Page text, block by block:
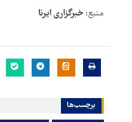
منبع: خبرگزاری ایرنا
برچسب‌ها